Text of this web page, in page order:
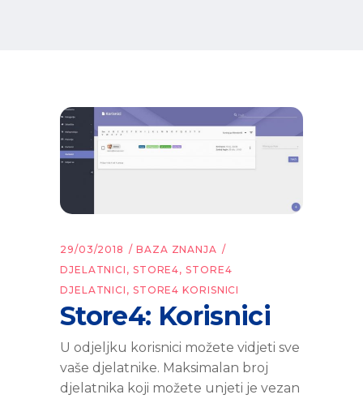
29/03/2018
BAZA ZNANJA
DJELATNICI , STORE4,STORE4
DJELATNICI , STORE4 KORISNICI
Store4: Korisnici
U odjeljku korisnici možete vidjeti sve
vaše djelatnike. Maksimalan broj
djelatnika koji možete unjeti je vezan